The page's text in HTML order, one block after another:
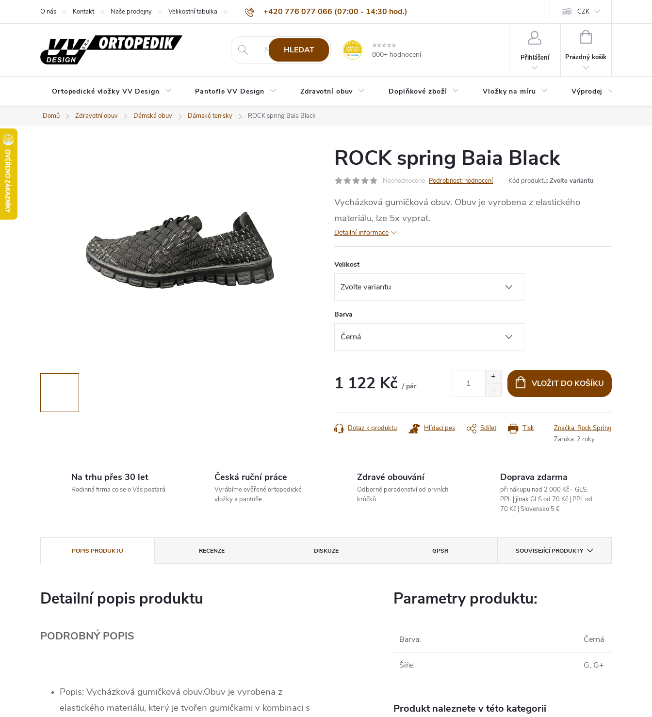
+420 776 077 066 (07:00 - 14:30 hod.)
info@eshop-vvdesign.cz
O nás Kontakt Naše prodejny Velikostní tabulka Nejčastější dotazy Naši odběratelé Doprava a platba Vrácení, výměna nebo
CZK
HLEDAT
⭐⭐⭐⭐⭐
800+ hodnocení
Přihlášení
NÁKUPNÍ
Prázdný košík
Ortopedické vložky VV Design Pantofle VV Design Zdravotní obuv Doplňkové zboží Vložky na míru Výprodej
Domů Zdravotní obuv Dámská obuv Dámské tenisky ROCK spring Baia Black
ROCK spring Baia Black
Neohodnoceno Podrobnosti hodnocení Kód produktu: Zvolte variantu
Vycházková gumičková obuv. Obuv je vyrobena z elastického
materiálu, lze 5x vyprat.
Detailní informace
Velikost
Barva
1 122 Kč / pár
VLOŽIT DO KOŠÍKU
Tisk
Dotaz k produktu Hlídací pes Sdílet Značka: Rock Spring
Záruka: 2 roky
Na trhu přes 30 let
Rodinná firma co se o Vás postará
Česká ruční práce
Vyrábíme ověřené ortopedické
vložky a pantofle
Zdravé obouvání
Odborné poradenství od prvních
krůčků
Doprava zdarma
při nákupu nad 2 000 Kč - GLS,
PPL | jinak GLS od 70 Kč | PPL od
70 Kč | Slovensko 5 €
POPIS PRODUKTU RECENZE DISKUZE GPSR SOUVISEJÍCÍ PRODUKTY
Detailní popis produktu
PODROBNÝ POPIS
Popis: Vycházková gumičková obuv.Obuv je vyrobena z
elastického materiálu, který je tvořen gumičkami v kombinaci s
Parametry produktu:
Barva: Černá
Šíře: G, G+
Produkt naleznete v této kategorii